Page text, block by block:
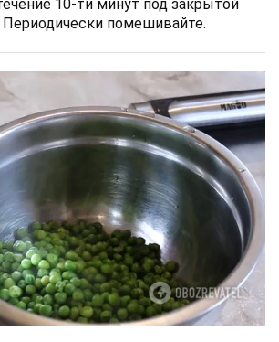
10-ти минут под закрытой
помешивайте.